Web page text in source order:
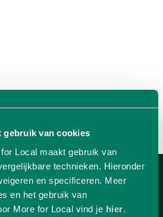
gebruik van cookies
Local maakt gebruik van
technieken. Hieronder
en specificeren. Meer
en het gebruik van
More for Local vind je hier.